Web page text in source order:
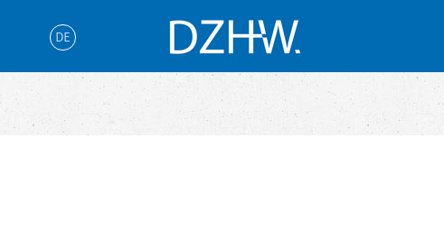
DE